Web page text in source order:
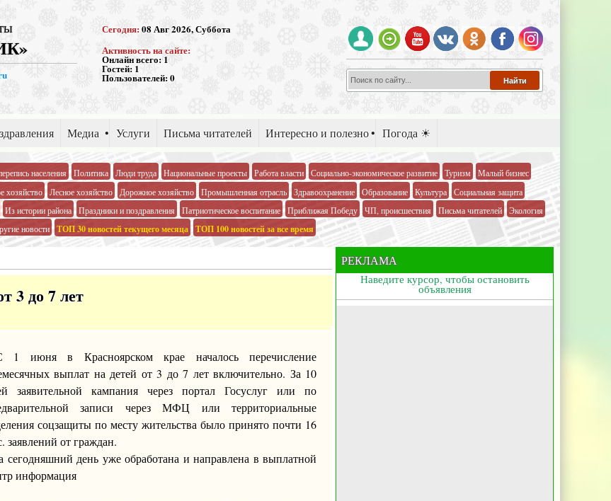
Сегодня:08 Авг 2026, Суббота
Активность на сайте:
Онлайн всего: 1
Гостей: 1
Пользователей:0
Медиа Услуги Письма читателей Интересно и полезно Погода ☀
населения Политика Люди труда Национальные проекты Работа власти Социально-экономическое развитие Туризм
Малый бизнес
хозяйство Лесное хозяйство Дорожное хозяйство Промышленная отрасль Здравоохранение Образование Культура
Социальная защита
Из истории района Праздники и поздравления Патриотическое воспитание Приближая Победу ЧП, происшествия Письма читателей
Экология
новости ТОП 30 новостей текущего месяца ТОП 100 новостей за все время
3 до 7 лет
1 июня в Красноярском крае началось перечисление
выплат на детей от 3 до 7 лет включительно. За 10
заявительной кампания через портал Госуслуг или по
записи через МФЦ или территориальные
соцзащиты по месту жительства было принято почти 16
заявлений от граждан.
сегодняшний день уже обработана и направлена в выплатной
информация
РЕКЛАМА
Наведите курсор, чтобы остановить
объявления